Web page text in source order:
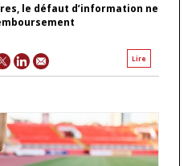
le défaut d’information ne
Lire